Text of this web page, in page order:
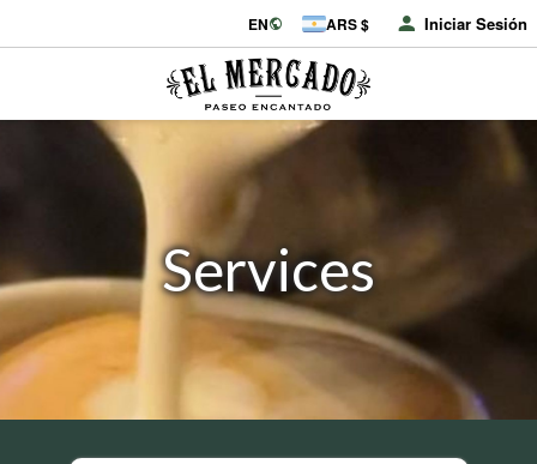
EN ARS $ Iniciar Sesión
Services